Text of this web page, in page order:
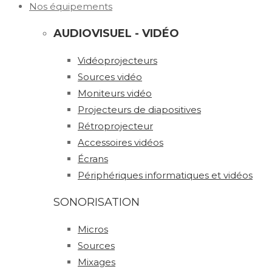
Nos équipements
AUDIOVISUEL - VIDÉO
Vidéoprojecteurs
Sources vidéo
Moniteurs vidéo
Projecteurs de diapositives
Rétroprojecteur
Accessoires vidéos
Écrans
Périphériques informatiques et vidéos
SONORISATION
Micros
Sources
Mixages